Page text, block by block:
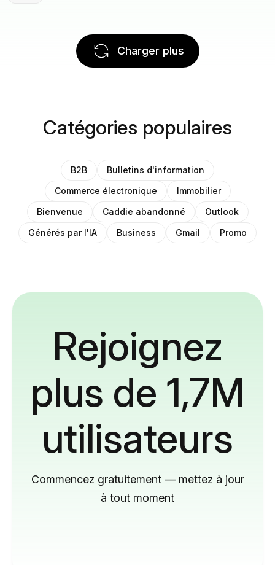
Charger plus
Catégories populaires
B2B
Bulletins d'information
Commerce électronique
Immobilier
Bienvenue
Caddie abandonné
Outlook
Générés par l'IA
Business Gmail Promo
Rejoignez
plus de 1,7M
utilisateurs
Commencez gratuitement — mettez à jour
à tout moment